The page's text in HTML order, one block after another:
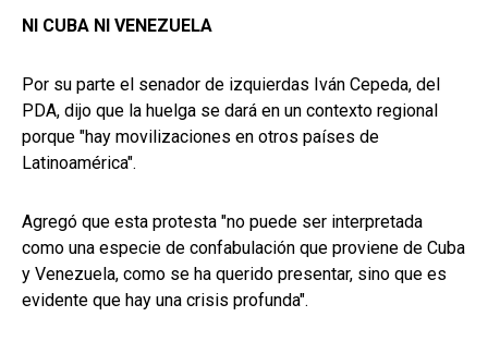
NI CUBA NI VENEZUELA
Por su parte el senador de izquierdas Iván Cepeda, del
PDA, dijo que la huelga se dará en un contexto regional
porque "hay movilizaciones en otros países de
Latinoamérica".
Agregó que esta protesta "no puede ser interpretada
como una especie de confabulación que proviene de Cuba
y Venezuela, como se ha querido presentar, sino que es
evidente que hay una crisis profunda".